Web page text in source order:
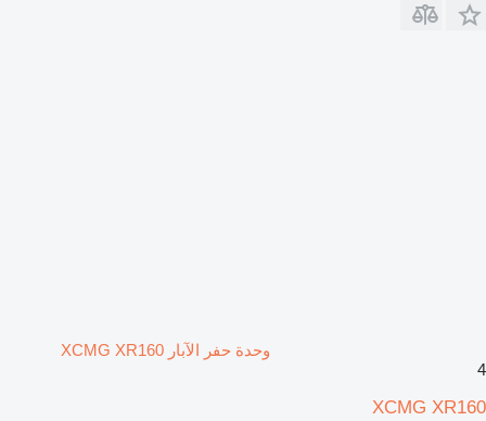
وحدة حفر الآبار XCMG XR160
4
XCMG XR160